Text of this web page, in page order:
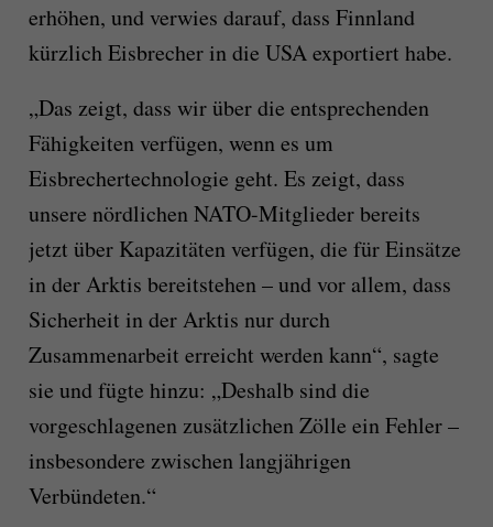
erhöhen, und verwies darauf, dass Finnland
kürzlich Eisbrecher in die USA exportiert habe.
„Das zeigt, dass wir über die entsprechenden
Fähigkeiten verfügen, wenn es um
Eisbrechertechnologie geht. Es zeigt, dass
unsere nördlichen NATO-Mitglieder bereits
jetzt über Kapazitäten verfügen, die für Einsätze
in der Arktis bereitstehen – und vor allem, dass
Sicherheit in der Arktis nur durch
Zusammenarbeit erreicht werden kann“, sagte
sie und fügte hinzu: „Deshalb sind die
vorgeschlagenen zusätzlichen Zölle ein Fehler –
insbesondere zwischen langjährigen
Verbündeten.“